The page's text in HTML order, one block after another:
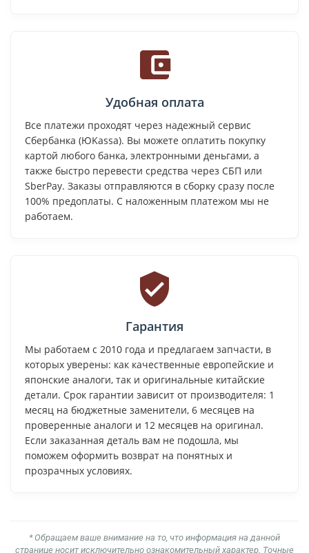
Удобная оплата
Все платежи проходят через надежный сервис
Сбербанка (ЮKassa). Вы можете оплатить покупку
картой любого банка, электронными деньгами, а
также быстро перевести средства через СБП или
SberPay. Заказы отправляются в сборку сразу после
100% предоплаты. С наложенным платежом мы не
работаем.
Гарантия
Мы работаем с 2010 года и предлагаем запчасти, в
которых уверены: как качественные европейские и
японские аналоги, так и оригинальные китайские
детали. Срок гарантии зависит от производителя: 1
месяц на бюджетные заменители, 6 месяцев на
проверенные аналоги и 12 месяцев на оригинал.
Если заказанная деталь вам не подошла, мы
поможем оформить возврат на понятных и
прозрачных условиях.
* Обращаем ваше внимание на то, что информация на данной
странице носит исключительно ознакомительный характер. Точные